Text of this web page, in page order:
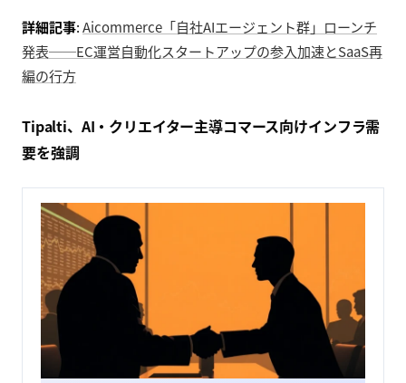
詳細記事:Aicommerce「自社AIエージェント群」ローンチ
発表──EC運営自動化スタートアップの参入加速とSaaS再
編の行方
Tipalti、AI・クリエイター主導コマース向けインフラ需
要を強調